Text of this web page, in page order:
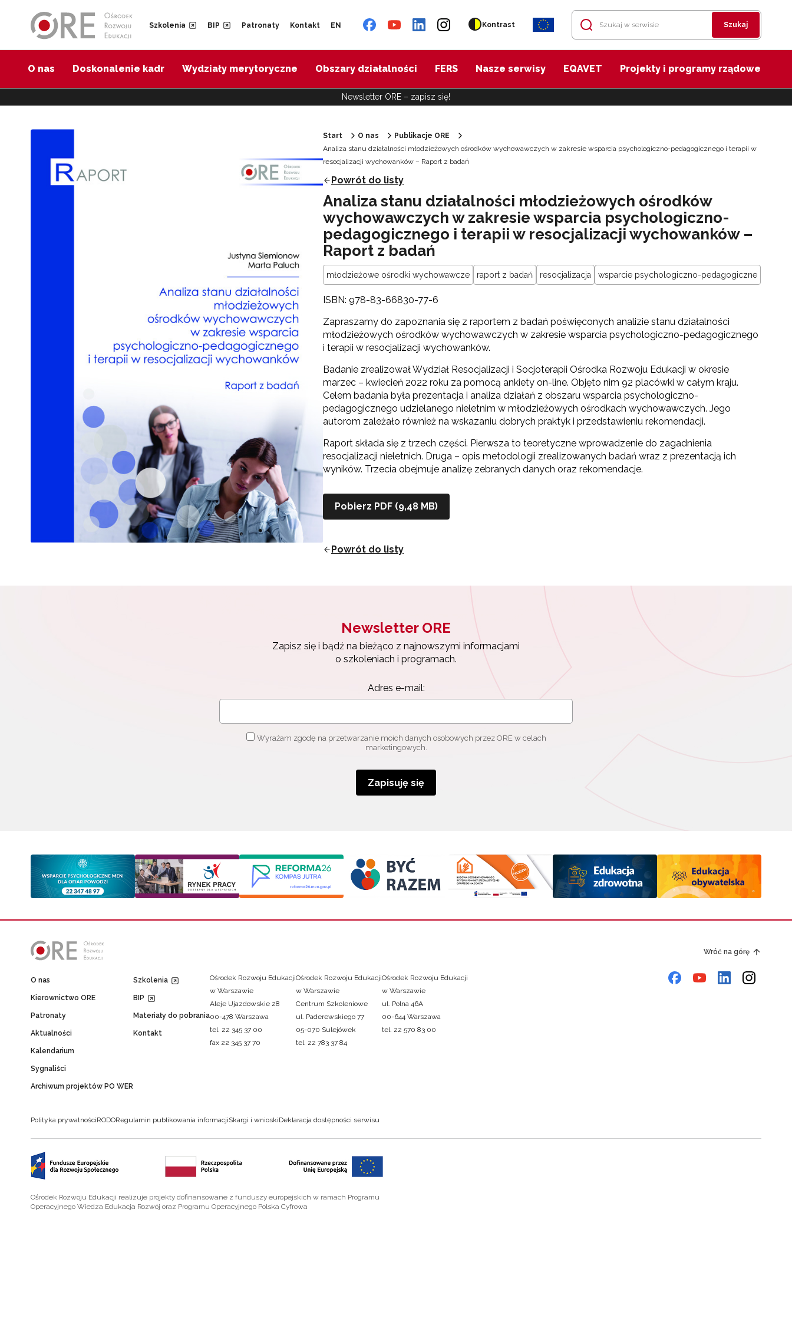
Szkolenia BIP Patronaty Kontakt EN Kontrast Szukaj
O nas Doskonalenie kadr Wydziały merytoryczne Obszary działalności FERS Nasze serwisy EQAVET Projekty i programy rządowe
Newsletter ORE – zapisz się!
Start O nas
Publikacje ORE
Analiza stanu działalności młodzieżowych ośrodków wychowawczych w zakresie wsparcia psychologiczno-pedagogicznego i terapii w
resocjalizacji wychowanków – Raport z badań
Powrót do listy
Analiza stanu działalności młodzieżowych ośrodków
wychowawczych w zakresie wsparcia psychologiczno-
pedagogicznego i terapii w resocjalizacji wychowanków –
Raport z badań
młodzieżowe ośrodki wychowawcze raport z badań resocjalizacja wsparcie psychologiczno-pedagogiczne
ISBN: 978-83-66830-77-6
Zapraszamy do zapoznania się z raportem z badań poświęconych analizie stanu działalności
młodzieżowych ośrodków wychowawczych w zakresie wsparcia psychologiczno-pedagogicznego
i terapii w resocjalizacji wychowanków.
Badanie zrealizował Wydział Resocjalizacji i Socjoterapii Ośrodka Rozwoju Edukacji w okresie
marzec – kwiecień 2022 roku za pomocą ankiety on-line. Objęto nim 92 placówki w całym kraju.
Celem badania była prezentacja i analiza działań z obszaru wsparcia psychologiczno-
pedagogicznego udzielanego nieletnim w młodzieżowych ośrodkach wychowawczych. Jego
autorom zależało również na wskazaniu dobrych praktyk i przedstawieniu rekomendacji.
Raport składa się z trzech części. Pierwsza to teoretyczne wprowadzenie do zagadnienia
resocjalizacji nieletnich. Druga – opis metodologii zrealizowanych badań wraz z prezentacją ich
wyników. Trzecia obejmuje analizę zebranych danych oraz rekomendacje.
Pobierz PDF (9,48 MB)
Powrót do listy
Newsletter ORE
Zapisz się i bądź na bieżąco z najnowszymi informacjami
o szkoleniach i programach.
Adres e-mail:
Wyrażam zgodę na przetwarzanie moich danych osobowych przez ORE w celach
marketingowych.
Zapisuję się
Wróć na górę
O nas
Kierownictwo ORE
Patronaty
Aktualności
Kalendarium
Sygnaliści
Archiwum projektów PO WER
Szkolenia
BIP
Materiały do pobrania
Kontakt
Ośrodek Rozwoju Edukacji
w Warszawie
Aleje Ujazdowskie 28
00-478 Warszawa
tel. 22 345 37 00
fax 22 345 37 70
Ośrodek Rozwoju Edukacji
w Warszawie
Centrum Szkoleniowe
ul. Paderewskiego 77
05-070 Sulejówek
tel. 22 783 37 84
Ośrodek Rozwoju Edukacji
w Warszawie
ul. Polna 46A
00-644 Warszawa
tel. 22 570 83 00
Polityka prywatnościRODORegulamin publikowania informacjiSkargi i wnioskiDeklaracja dostępności serwisu
Ośrodek Rozwoju Edukacji realizuje projekty dofinansowane z funduszy europejskich w ramach Programu
Operacyjnego Wiedza Edukacja Rozwój oraz Programu Operacyjnego Polska Cyfrowa
Newsletter ORE
Wyrażam zgodę na przetwarzanie moich danych osobowych przez ORE w
celach marketingowych.